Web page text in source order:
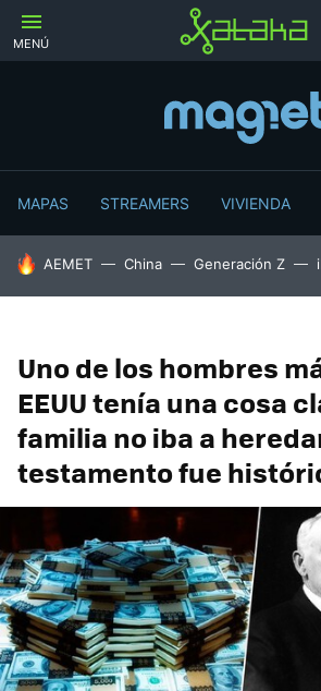
MENÚ
MAPAS STREAMERS VIVIENDA
HOY SE HABLA DE
AEMET China Generación Z
Uno de los hombres
EEUU tenía una cosa
familia no iba a
testamento fue